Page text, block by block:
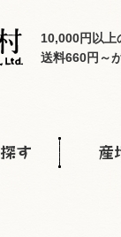
10,000円以上
送料660円～
す 産